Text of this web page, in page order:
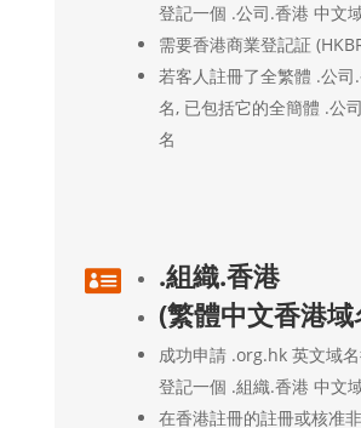
登記一個 .公司.香港 中文
需要香港商業登記証
若客人註冊了全繁體 .公司
名, 已包括它的全簡體 .公
名

.組織.香港
(繁體中文香港域
成功申請 .org.hk 英文域
登記一個 .組織.香港 中文
在香港註冊的註冊或核准